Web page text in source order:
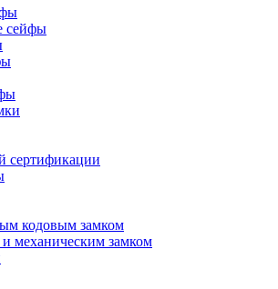
сейфы
сертификации
кодовым замком
механическим замком